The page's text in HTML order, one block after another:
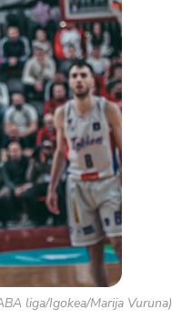
liga/Igokea/Marija Vuruna)